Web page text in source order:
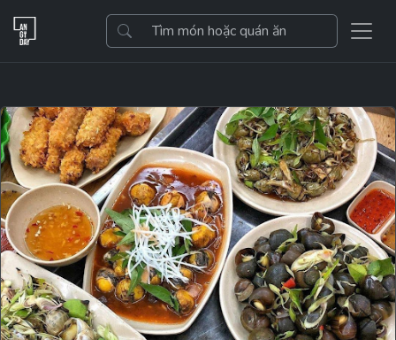
Previous Next